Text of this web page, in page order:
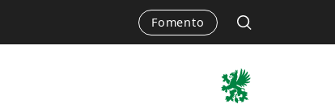
Fomento